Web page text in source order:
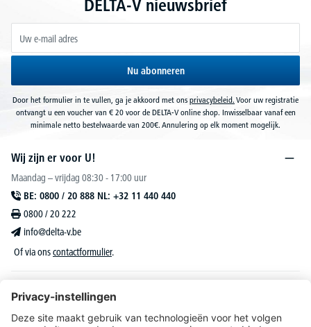
DELTA-V nieuwsbrief
Nu abonneren
Door het formulier in te vullen, ga je akkoord met ons privacybeleid. Voor uw registratie
ontvangt u een voucher van € 20 voor de DELTA-V online shop. Inwisselbaar vanaf een
minimale netto bestelwaarde van 200€. Annulering op elk moment mogelijk.
Wij zijn er voor U!
Maandag – vrijdag 08:30 - 17:00 uur
BE: 0800 / 20 888 NL: +32 11 440 440
0800 / 20 222
info@delta-v.be
Of via onscontactformulier.
DELTA-V Lucas
Klantenservice